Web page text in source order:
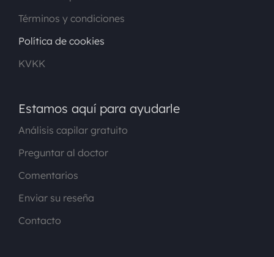
Términos y condiciones
Política de cookies
KVKK
Estamos aquí para ayudarle
Análisis capilar gratuito
Preguntar al doctor
Comentarios
Enviar su reseña
Contacto